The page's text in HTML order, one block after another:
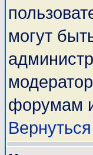
могут
форумам